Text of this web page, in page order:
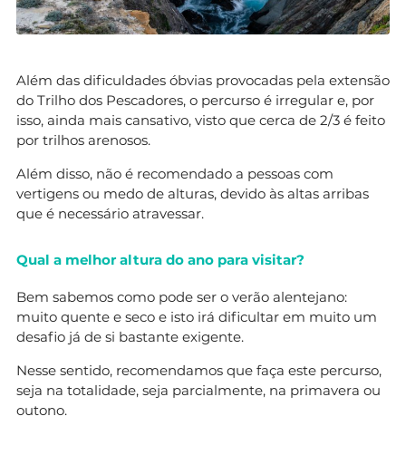
Além das dificuldades óbvias provocadas pela extensão
do Trilho dos Pescadores, o percurso é irregular e, por
isso, ainda mais cansativo, visto que cerca de 2/3 é feito
por trilhos arenosos.
Além disso, não é recomendado a pessoas com
vertigens ou medo de alturas, devido às altas arribas
que é necessário atravessar.
Qual a melhor altura do ano para visitar?
Bem sabemos como pode ser o verão alentejano:
muito quente e seco e isto irá dificultar em muito um
desafio já de si bastante exigente.
Nesse sentido, recomendamos que faça este percurso,
seja na totalidade, seja parcialmente, na primavera ou
outono.